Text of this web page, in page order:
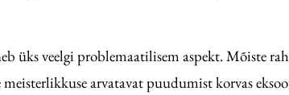
üks veelgi problemaatilisem aspekt. Mõiste
arvatavat puudumist korvas